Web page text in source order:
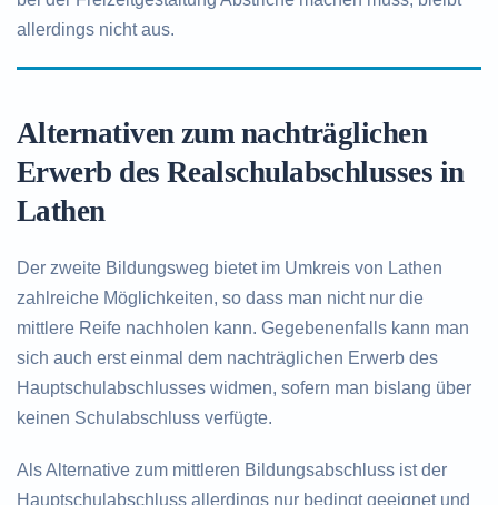
allerdings nicht aus.
Alternativen zum nachträglichen
Erwerb des Realschulabschlusses in
Lathen
Der zweite Bildungsweg bietet im Umkreis von Lathen
zahlreiche Möglichkeiten, so dass man nicht nur die
mittlere Reife nachholen kann. Gegebenenfalls kann man
sich auch erst einmal dem nachträglichen Erwerb des
Hauptschulabschlusses widmen, sofern man bislang über
keinen Schulabschluss verfügte.
Als Alternative zum mittleren Bildungsabschluss ist der
Hauptschulabschluss allerdings nur bedingt geeignet und